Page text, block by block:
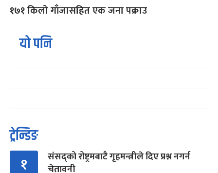
१७१ किलो गाँजासहित एक जना पक्राउ
यो पनि
ट्रेन्डिङ
१
संसद्को रोष्ट्रमबाटै गृहमन्त्रीले दिए प्रश्न नगर्न
चेतावनी